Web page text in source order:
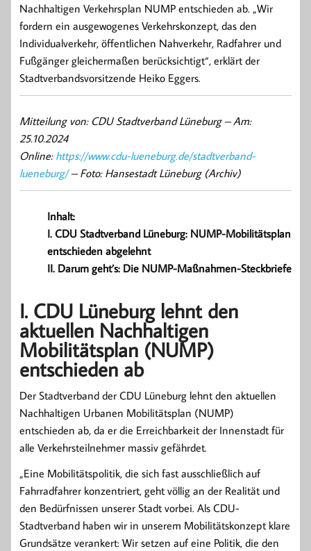
Nachhaltigen Verkehrsplan NUMP entschieden ab. „Wir
fordern ein ausgewogenes Verkehrskonzept, das den
Individualverkehr, öffentlichen Nahverkehr, Radfahrer und
Fußgänger gleichermaßen berücksichtigt“, erklärt der
Stadtverbandsvorsitzende Heiko Eggers.
Mitteilung von: CDU Stadtverband Lüneburg –Am:
25.10.2024
Online: https://www.cdu-lueneburg.de/stadtverband-
lueneburg/– Foto: Hansestadt Lüneburg (Archiv)
Inhalt:
I. CDU Stadtverband Lüneburg: NUMP-Mobilitätsplan
entschieden abgelehnt
II. Darum geht’s: Die NUMP-Maßnahmen-Steckbriefe
I. CDU Lüneburg lehnt den
aktuellen Nachhaltigen
Mobilitätsplan (NUMP)
entschieden ab
Der Stadtverband der CDU Lüneburg lehnt den aktuellen
Nachhaltigen Urbanen Mobilitätsplan (NUMP)
entschieden ab, da er die Erreichbarkeit der Innenstadt für
alle Verkehrsteilnehmer massiv gefährdet.
„Eine Mobilitätspolitik, die sich fast ausschließlich auf
Fahrradfahrer konzentriert, geht völlig an der Realität und
den Bedürfnissen unserer Stadt vorbei. Als CDU-
Stadtverband haben wir in unserem Mobilitätskonzept klare
Grundsätze verankert: Wir setzen auf eine Politik, die den